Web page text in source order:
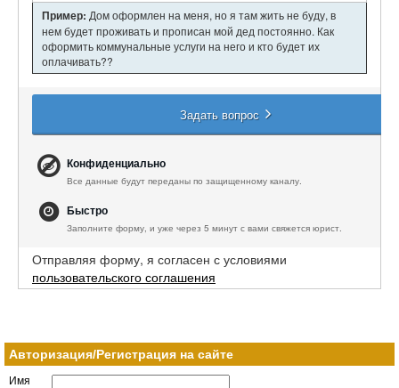
Пример: Дом оформлен на меня, но я там жить не буду, в
нем будет проживать и прописан мой дед постоянно. Как
оформить коммунальные услуги на него и кто будет их
оплачивать??
Задать вопрос
Конфиденциально
Все данные будут переданы по защищенному каналу.
Быстро
Заполните форму, и уже через 5 минут с вами свяжется юрист.
Отправляя форму, я согласен с условиями
пользовательского соглашения
Авторизация/Регистрация на сайте
Имя